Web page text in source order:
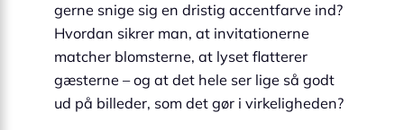
gerne snige sig en dristig accentfarve ind?
Hvordan sikrer man, at invitationerne
matcher blomsterne, at lyset flatterer
gæsterne – og at det hele ser lige så godt
ud på billeder, som det gør i virkeligheden?